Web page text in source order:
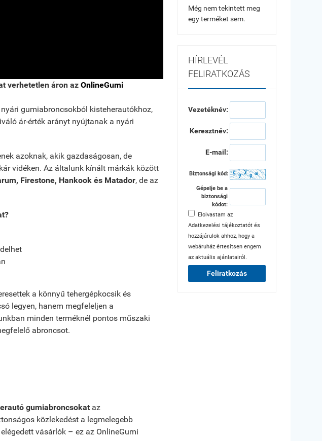
verhetetlen áron az OnlineGumi
gumiabroncsokból kisteherautókhoz,
ár-érték arányt nyújtanak a nyári
azoknak, akik gazdaságosan, de
vidéken. Az általunk kínált márkák között
Firestone, Hankook és Matador, de az
a könnyű tehergépkocsik és
legyen, hanem megfeleljen a
minden terméknél pontos műszaki
abroncsot.
gumiabroncsokataz
közlekedést a legmelegebb
vásárlók – ez az OnlineGumi
Még nem tekintett meg
egy terméket sem.
HÍRLEVÉL
FELIRATKOZÁS
Vezetéknév:
Keresztnév:
E-mail:
Biztonsági kód:
Gépelje be a
biztonsági
kódot:
Elolvastam az
Adatkezelési tájékoztatótés
hozzájárulok ahhoz, hogy a
webáruház értesítsen engem
az aktuális ajánlatairól.
Feliratkozás